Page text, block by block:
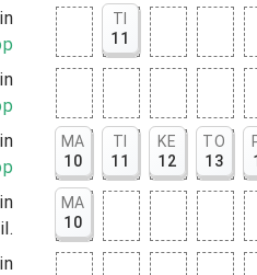
TI
11
MA
10
TI
11
KE
12
TO
13
MA
10